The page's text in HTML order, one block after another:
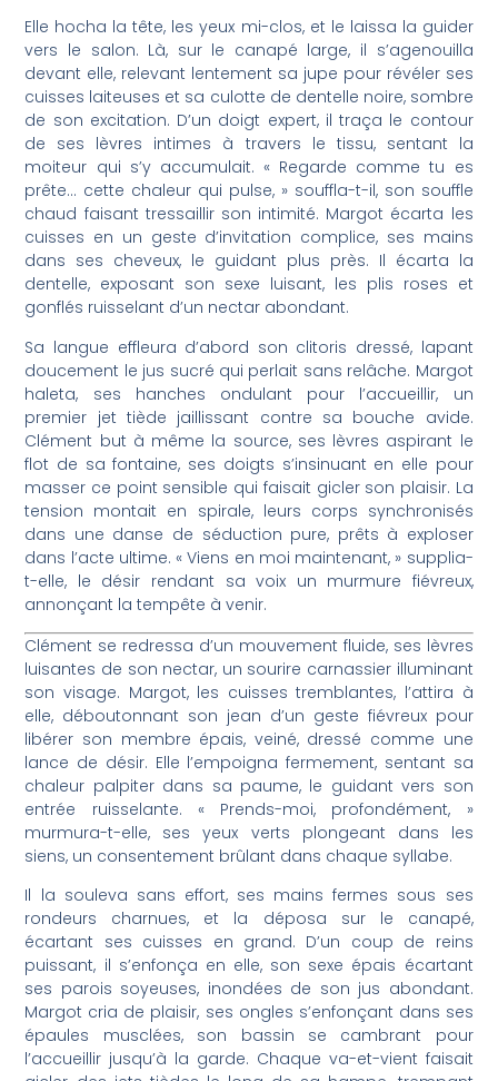
Elle hocha la tête, les yeux mi-clos, et le laissa la guider
vers le salon. Là, sur le canapé large, il s’agenouilla
devant elle, relevant lentement sa jupe pour révéler ses
cuisses laiteuses et sa culotte de dentelle noire, sombre
de son excitation. D’un doigt expert, il traça le contour
de ses lèvres intimes à travers le tissu, sentant la
moiteur qui s’y accumulait. « Regarde comme tu es
prête… cette chaleur qui pulse, » souffla-t-il, son souffle
chaud faisant tressaillir son intimité. Margot écarta les
cuisses en un geste d’invitation complice, ses mains
dans ses cheveux, le guidant plus près. Il écarta la
dentelle, exposant son sexe luisant, les plis roses et
gonflés ruisselant d’un nectar abondant.
Sa langue effleura d’abord son clitoris dressé, lapant
doucement le jus sucré qui perlait sans relâche. Margot
haleta, ses hanches ondulant pour l’accueillir, un
premier jet tiède jaillissant contre sa bouche avide.
Clément but à même la source, ses lèvres aspirant le
flot de sa fontaine, ses doigts s’insinuant en elle pour
masser ce point sensible qui faisait gicler son plaisir. La
tension montait en spirale, leurs corps synchronisés
dans une danse de séduction pure, prêts à exploser
dans l’acte ultime. « Viens en moi maintenant, » supplia-
t-elle, le désir rendant sa voix un murmure fiévreux,
annonçant la tempête à venir.
Clément se redressa d’un mouvement fluide, ses lèvres
luisantes de son nectar, un sourire carnassier illuminant
son visage. Margot, les cuisses tremblantes, l’attira à
elle, déboutonnant son jean d’un geste fiévreux pour
libérer son membre épais, veiné, dressé comme une
lance de désir. Elle l’empoigna fermement, sentant sa
chaleur palpiter dans sa paume, le guidant vers son
entrée ruisselante. « Prends-moi, profondément, »
murmura-t-elle, ses yeux verts plongeant dans les
siens, un consentement brûlant dans chaque syllabe.
Il la souleva sans effort, ses mains fermes sous ses
rondeurs charnues, et la déposa sur le canapé,
écartant ses cuisses en grand. D’un coup de reins
puissant, il s’enfonça en elle, son sexe épais écartant
ses parois soyeuses, inondées de son jus abondant.
Margot cria de plaisir, ses ongles s’enfonçant dans ses
épaules musclées, son bassin se cambrant pour
l’accueillir jusqu’à la garde. Chaque va-et-vient faisait